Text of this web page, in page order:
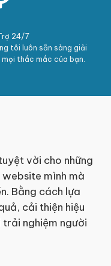
24/7
tôi luôn sẵn sàng giải
thắc mắc của bạn.
vời cho những
mình mà
Bằng cách lựa
cải thiện hiệu
nghiệm người